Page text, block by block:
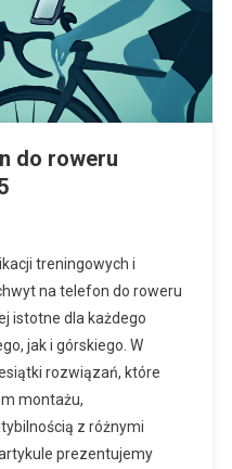
do roweru
treningowych i
na telefon do roweru
istotne dla każdego
jak i górskiego. W
rozwiązań, które
montażu,
z różnymi
prezentujemy